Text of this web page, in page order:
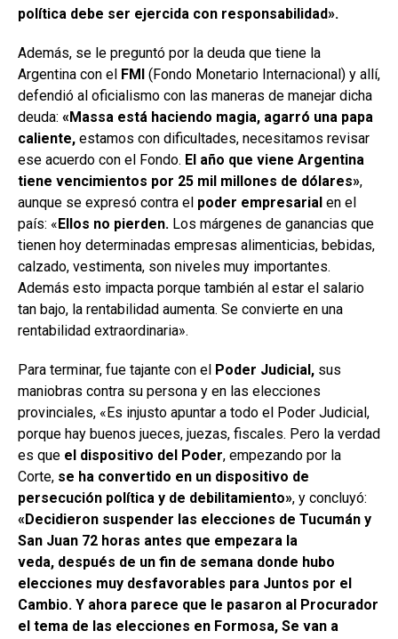
política debe ser ejercida con responsabilidad».
Además, se le preguntó por la deuda que tiene la
Argentina con el FMI (Fondo Monetario Internacional) y allí,
defendió al oficialismo con las maneras de manejar dicha
deuda: «Massa está haciendo magia, agarró una papa
caliente, estamos con dificultades, necesitamos revisar
ese acuerdo con el Fondo. El año que viene Argentina
tiene vencimientos por 25 mil millones de dólares»,
aunque se expresó contra el poder empresarial en el
país: «Ellos no pierden. Los márgenes de ganancias que
tienen hoy determinadas empresas alimenticias, bebidas,
calzado, vestimenta, son niveles muy importantes.
Además esto impacta porque también al estar el salario
tan bajo, la rentabilidad aumenta. Se convierte en una
rentabilidad extraordinaria».
Para terminar, fue tajante con el Poder Judicial, sus
maniobras contra su persona y en las elecciones
provinciales, «Es injusto apuntar a todo el Poder Judicial,
porque hay buenos jueces, juezas, fiscales. Pero la verdad
es que el dispositivo del Poder, empezando por la
Corte, se ha convertido en un dispositivo de
persecución política y de debilitamiento», y concluyó:
«Decidieron suspender las elecciones de Tucumán y
San Juan 72 horas antes que empezara la
veda, después de un fin de semana donde hubo
elecciones muy desfavorables para Juntos por el
Cambio. Y ahora parece que le pasaron al Procurador
el tema de las elecciones en Formosa, Se van a